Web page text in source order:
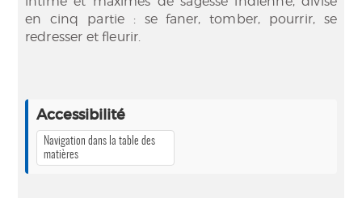
en cinq partie : se faner, tomber, pourrir, se
redresser et fleurir.
Accessibilité
Navigation dans la table des
matières